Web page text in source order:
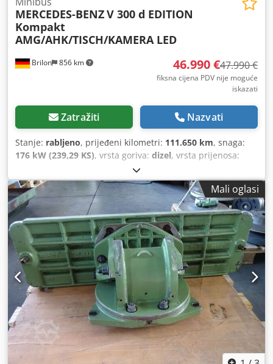
Brilon 856 km
MERCEDES-BENZV 300 d EDITION
Kompakt
AMG/AHK/TISCH/KAMERA LED
46.990 €47.990 €
fiksna cijena PDV nije moguće
iskazati
Zatražiti Nazvati
Stanje: rabljeno, prijeđeni kilometri: 111.650 km, snaga:
176 kW (239,29 KS), vrsta goriva: dizel, vrsta prijenosa:
, prva registracija:
Euro 6, boja:crna, broj sjedala:6, Oprema:ABS,
elektronički program stabilnosti (ESP), filtar čestica,
klima uređaj, navigacijski sustav, središnje zaključavanje,
Mali oglasi